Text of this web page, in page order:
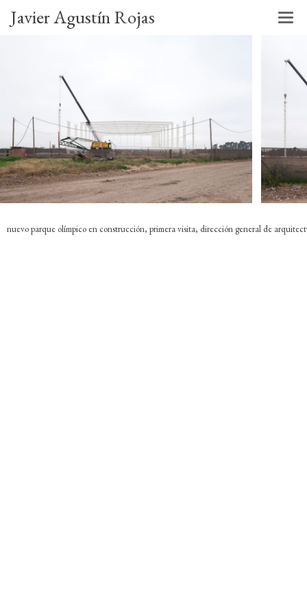
Javier Agustín Rojas
nuevo parque olímpico en construcción, primera visita, dirección general de